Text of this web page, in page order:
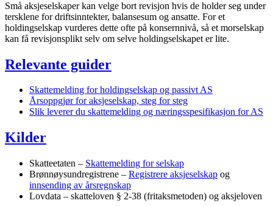
Små aksjeselskaper kan velge bort revisjon hvis de holder seg under
tersklene for driftsinntekter, balansesum og ansatte. For et
holdingselskap vurderes dette ofte på konsernnivå, så et morselskap
kan få revisjonsplikt selv om selve holdingselskapet er lite.
Relevante guider
Skattemelding for holdingselskap og passivt AS
Årsoppgjør for aksjeselskap, steg for steg
Slik leverer du skattemelding og næringsspesifikasjon for AS
Kilder
Skatteetaten – Skattemelding for selskap
Brønnøysundregistrene – Registrere aksjeselskap og
innsending av årsregnskap
Lovdata – skatteloven § 2-38 (fritaksmetoden) og aksjeloven